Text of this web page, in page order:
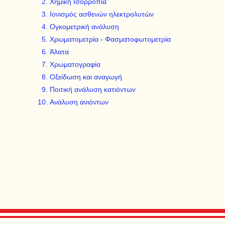
Ιονισμός ασθενών ηλεκτρολυτών
Ογκομετρική ανάλυση
Χρωματομετρία - Φασματοφωτομετρία
Άλατα
Χρωματογραφία
Οξείδωση και αναγωγή
Ποιτική ανάλυση κατιόντων
Ανάλυση ανιόντων